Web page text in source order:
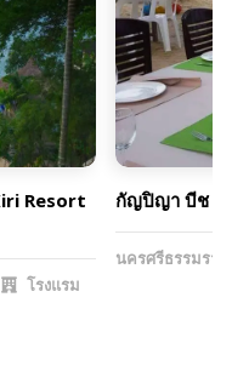
Resort
โรงแรม
กัญปิญา บีช
นครศรีธรรมราช